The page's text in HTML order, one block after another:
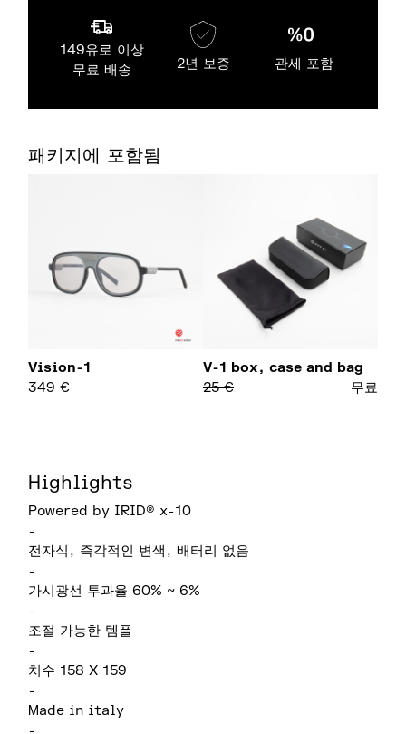
149유로 이상
무료 배송
2년 보증 관세 포함
패키지에 포함됨
Vision-1
349 €
V-1 box, case and bag
25€ 무료
Highlights
Powered by IRID® x-10
-
전자식, 즉각적인 변색, 배터리 없음
-
가시광선 투과율 60% ~ 6%
-
조절 가능한 템플
-
치수 158 X 159
-
Made in italy